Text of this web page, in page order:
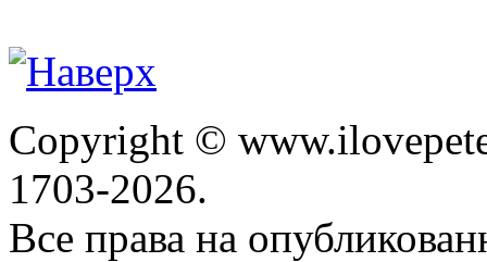
Copyright ©
1703-2026.
Все права на